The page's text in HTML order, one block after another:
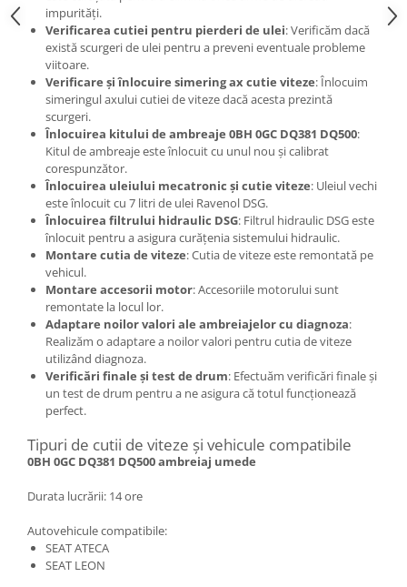
impurități.
Verificarea cutiei pentru pierderi de ulei: Verificăm dacă
există scurgeri de ulei pentru a preveni eventuale probleme
viitoare.
Verificare și înlocuire simering ax cutie viteze: Înlocuim
simeringul axului cutiei de viteze dacă acesta prezintă
scurgeri.
Înlocuirea kitului de ambreaje 0BH 0GC DQ381 DQ500:
Kitul de ambreaje este înlocuit cu unul nou și calibrat
corespunzător.
Înlocuirea uleiului mecatronic și cutie viteze: Uleiul vechi
este înlocuit cu 7 litri de ulei Ravenol DSG.
Înlocuirea filtrului hidraulic DSG: Filtrul hidraulic DSG este
înlocuit pentru a asigura curățenia sistemului hidraulic.
Montare cutia de viteze: Cutia de viteze este remontată pe
vehicul.
Montare accesorii motor: Accesoriile motorului sunt
remontate la locul lor.
Adaptare noilor valori ale ambreiajelor cu diagnoza:
Realizăm o adaptare a noilor valori pentru cutia de viteze
utilizând diagnoza.
Verificări finale și test de drum: Efectuăm verificări finale și
un test de drum pentru a ne asigura că totul funcționează
perfect.
Tipuri de cutii de viteze și vehicule compatibile
0BH 0GC DQ381 DQ500 ambreiaj umede
Durata lucrării: 14 ore
Autovehicule compatibile:
SEAT ATECA
SEAT LEON